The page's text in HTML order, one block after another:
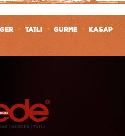
+ TATLI + GURME + KASAP